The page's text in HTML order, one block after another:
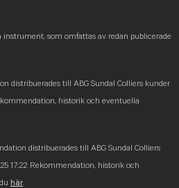
som omfattas av redan publicerade
distribuerades till ABG Sundal Colliers kunder
historik och eventuella
distribuerades till ABG Sundal Colliers
17:22 Rekommendation, historik och
här